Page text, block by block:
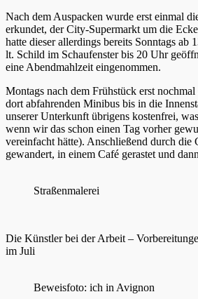
Nach dem Auspacken wurde erst einmal
erkundet, der City-Supermarkt um die
hatte dieser allerdings bereits Sonntags ab
lt. Schild im Schaufenster bis 20 Uhr
eine Abendmahlzeit eingenommen.
Montags nach dem Frühstück erst
dort abfahrenden Minibus bis in die
unserer Unterkunft übrigens kostenfrei,
wenn wir das schon einen Tag vorher
vereinfacht hätte). Anschließend durch die
gewandert, in einem Café gerastet und
Straßenmalerei
Die Künstler bei der Arbeit –
im Juli
Beweisfoto: ich in Avignon